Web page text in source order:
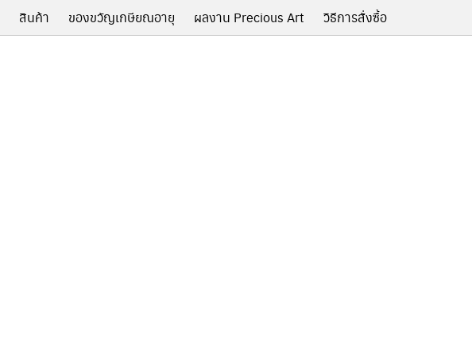
สินค้า ของขวัญเกษียณอายุ ผลงาน Precious Art วิธีการสั่งซื้อ